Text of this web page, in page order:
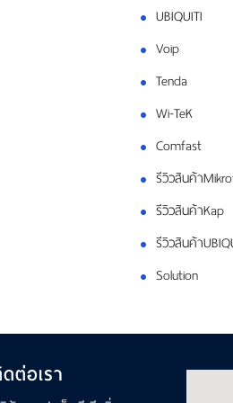
UBIQUITI
Voip
Tenda
Wi-TeK
Comfast
รีวิวสินค้า
รีวิวสินค้าKap
รีวิวสินค้า
Solution
ต่อเรา